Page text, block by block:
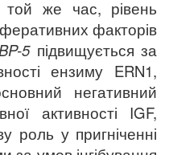
же час, рівень
факторів
5підвищується за
ензиму ERN1,
негативний
активності IGF,
роль у пригніченні